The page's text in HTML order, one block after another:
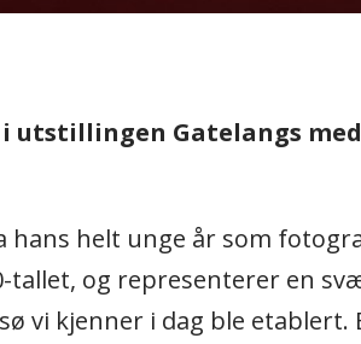
utstillingen Gatelangs
helt unge år som
tallet, og representerer en
vi kjenner i dag ble etablert.